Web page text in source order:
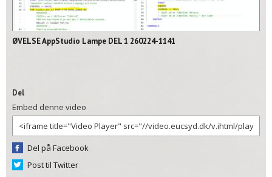
ØVELSE AppStudio Lampe DEL 1 260224-1141
Del
Embed denne video
Del på Facebook
Post til Twitter